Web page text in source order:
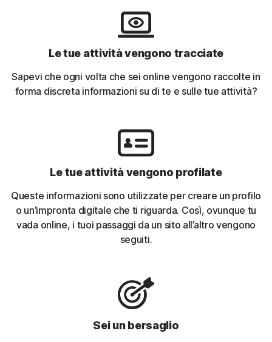
Le tue attività vengono tracciate
Sapevi che ogni volta che sei online vengono raccolte in
forma discreta informazioni su di te e sulle tue attività?
Le tue attività vengono profilate
Queste informazioni sono utilizzate per creare un profilo
o un’impronta digitale che ti riguarda. Così, ovunque tu
vada online, i tuoi passaggi da un sito all’altro vengono
seguiti.
Sei un bersaglio